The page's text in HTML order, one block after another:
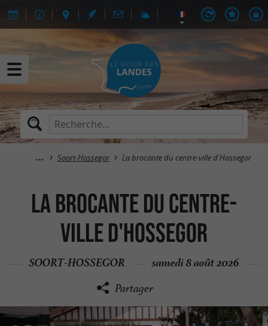
Soort-Hossegor La brocante du centre-ville d'Hossegor
La brocante du centre-
ville d'Hossegor
SOORT-HOSSEGOR samedi 8 août 2026
Partager